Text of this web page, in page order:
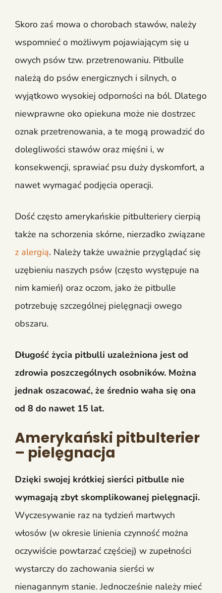
Skoro zaś mowa o chorobach stawów, należy
wspomnieć o możliwym pojawiającym się u
owych psów tzw. przetrenowaniu. Pitbulle
należą do psów energicznych i silnych, o
wyjątkowo wysokiej odporności na ból. Dlatego
niewprawne oko opiekuna może nie dostrzec
oznak przetrenowania, a te mogą prowadzić do
dolegliwości stawów oraz mięśni i, w
konsekwencji, sprawiać psu duży dyskomfort, a
nawet wymagać podjęcia operacji.
Dość często amerykańskie pitbulteriery cierpią
także na schorzenia skórne, nierzadko związane
z alergią. Należy także uważnie przyglądać się
uzębieniu naszych psów (często występuje na
nim kamień) oraz oczom, jako że pitbulle
potrzebuję szczególnej pielęgnacji owego
obszaru.
Długość życia pitbulli uzależniona jest od
zdrowia poszczególnych osobników. Można
jednak oszacować, że średnio waha się ona
od 8 do nawet 15 lat.
Amerykański pitbulterier
– pielęgnacja
Dzięki swojej krótkiej sierści pitbulle nie
wymagają zbyt skomplikowanej pielęgnacji.
Wyczesywanie raz na tydzień martwych
włosów (w okresie linienia czynność można
oczywiście powtarzać częściej) w zupełności
wystarczy do zachowania sierści w
nienagannym stanie. Jednocześnie należy mieć